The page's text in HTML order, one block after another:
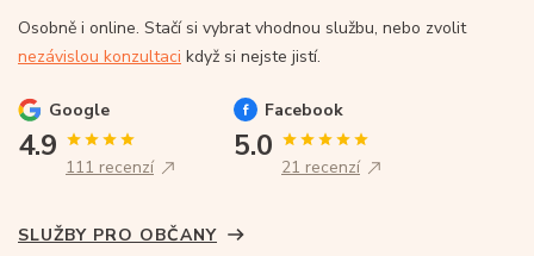
Osobně i online. Stačí si vybrat vhodnou službu, nebo zvolit
nezávislou konzultaci když si nejste jistí.
Google
4.9
111 recenzí
Facebook
5.0
21 recenzí
SLUŽBY PRO OBČANY